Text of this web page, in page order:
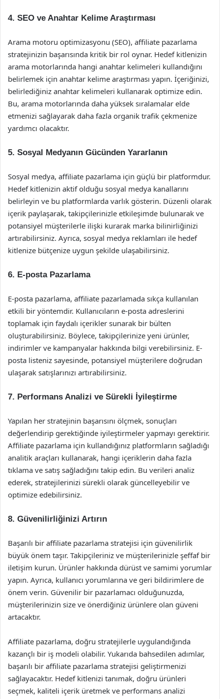
4. SEO ve Anahtar Kelime Araştırması
Arama motoru optimizasyonu (SEO), affiliate pazarlama
stratejinizin başarısında kritik bir rol oynar. Hedef kitlenizin
arama motorlarında hangi anahtar kelimeleri kullandığını
belirlemek için anahtar kelime araştırması yapın. İçeriğinizi,
belirlediğiniz anahtar kelimeleri kullanarak optimize edin.
Bu, arama motorlarında daha yüksek sıralamalar elde
etmenizi sağlayarak daha fazla organik trafik çekmenize
yardımcı olacaktır.
5. Sosyal Medyanın Gücünden Yararlanın
Sosyal medya, affiliate pazarlama için güçlü bir platformdur.
Hedef kitlenizin aktif olduğu sosyal medya kanallarını
belirleyin ve bu platformlarda varlık gösterin. Düzenli olarak
içerik paylaşarak, takipçilerinizle etkileşimde bulunarak ve
potansiyel müşterilerle ilişki kurarak marka bilinirliğinizi
artırabilirsiniz. Ayrıca, sosyal medya reklamları ile hedef
kitlenize bütçenize uygun şekilde ulaşabilirsiniz.
6. E-posta Pazarlama
E-posta pazarlama, affiliate pazarlamada sıkça kullanılan
etkili bir yöntemdir. Kullanıcıların e-posta adreslerini
toplamak için faydalı içerikler sunarak bir bülten
oluşturabilirsiniz. Böylece, takipçilerinize yeni ürünler,
indirimler ve kampanyalar hakkında bilgi verebilirsiniz. E-
posta listeniz sayesinde, potansiyel müşterilere doğrudan
ulaşarak satışlarınızı artırabilirsiniz.
7. Performans Analizi ve Sürekli İyileştirme
Yapılan her stratejinin başarısını ölçmek, sonuçları
değerlendirip gerektiğinde iyileştirmeler yapmayı gerektirir.
Affiliate pazarlama için kullandığınız platformların sağladığı
analitik araçları kullanarak, hangi içeriklerin daha fazla
tıklama ve satış sağladığını takip edin. Bu verileri analiz
ederek, stratejilerinizi sürekli olarak güncelleyebilir ve
optimize edebilirsiniz.
8. Güvenilirliğinizi Artırın
Başarılı bir affiliate pazarlama stratejisi için güvenilirlik
büyük önem taşır. Takipçileriniz ve müşterilerinizle şeffaf bir
iletişim kurun. Ürünler hakkında dürüst ve samimi yorumlar
yapın. Ayrıca, kullanıcı yorumlarına ve geri bildirimlere de
önem verin. Güvenilir bir pazarlamacı olduğunuzda,
müşterilerinizin size ve önerdiğiniz ürünlere olan güveni
artacaktır.
Affiliate pazarlama, doğru stratejilerle uygulandığında
kazançlı bir iş modeli olabilir. Yukarıda bahsedilen adımlar,
başarılı bir affiliate pazarlama stratejisi geliştirmenizi
sağlayacaktır. Hedef kitlenizi tanımak, doğru ürünleri
seçmek, kaliteli içerik üretmek ve performans analizi